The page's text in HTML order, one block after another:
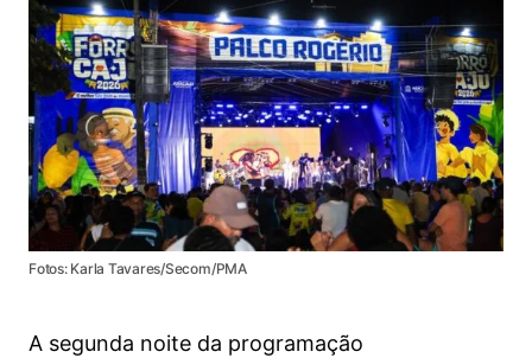
Fotos: Karla Tavares/Secom/PMA
A segunda noite da programação